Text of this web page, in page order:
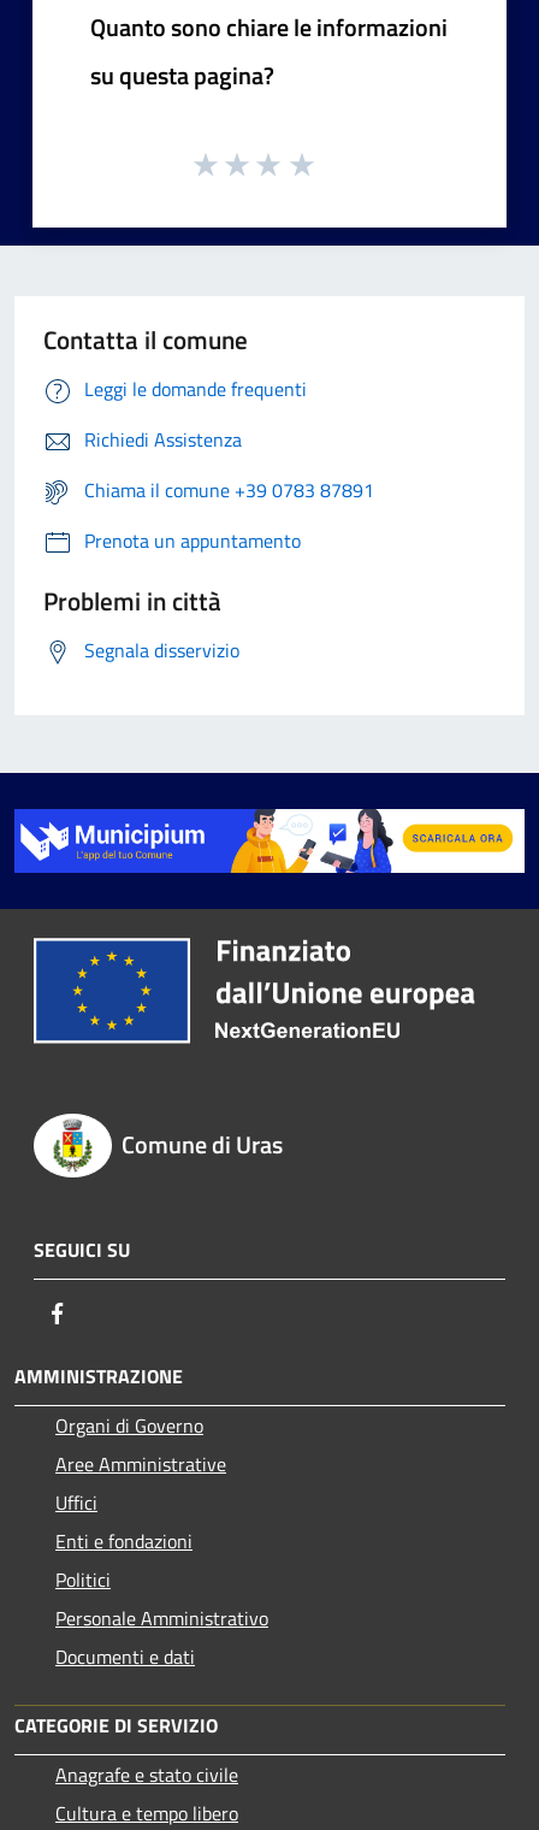
Quanto sono chiare le informazioni
su questa pagina?
Contatta il comune
Leggi le domande frequenti
Richiedi Assistenza
Chiama il comune +39 0783 87891
Prenota un appuntamento
Problemi in città
Segnala disservizio
Comune di Uras
SEGUICI SU
AMMINISTRAZIONE
Organi di Governo
Aree Amministrative
Uffici
Enti e fondazioni
Politici
Personale Amministrativo
Documenti e dati
CATEGORIE DI SERVIZIO
Anagrafe e stato civile
Cultura e tempo libero